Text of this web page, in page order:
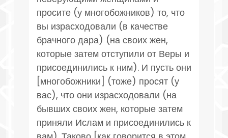
просите (у многобожников) то, что
вы израсходовали (в качестве
брачного дара) (на своих жен,
которые затем отступили от Веры и
присоединились к ним). И пусть они
[многобожники] (тоже) просят (у
вас), что они израсходовали (на
бывших своих жен, которые затем
приняли Ислам и присоединились к